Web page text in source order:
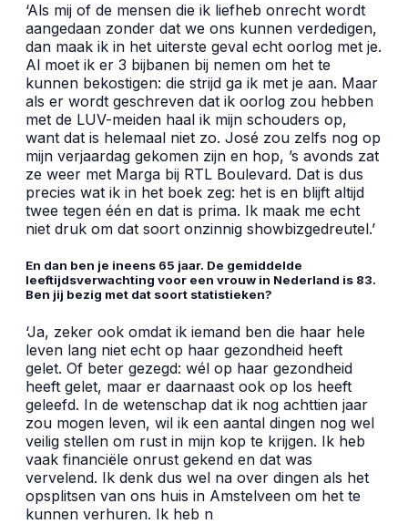
‘Als mij of de mensen die ik liefheb onrecht wordt
aangedaan zonder dat we ons kunnen verdedigen,
dan maak ik in het uiterste geval echt oorlog met je.
Al moet ik er 3 bijbanen bij nemen om het te
kunnen bekostigen: die strijd ga ik met je aan. Maar
als er wordt geschreven dat ik oorlog zou hebben
met de LUV-meiden haal ik mijn schouders op,
want dat is helemaal niet zo. José zou zelfs nog op
mijn verjaardag gekomen zijn en hop, ’s avonds zat
ze weer met Marga bij RTL Boulevard. Dat is dus
precies wat ik in het boek zeg: het is en blijft altijd
twee tegen één en dat is prima. Ik maak me echt
niet druk om dat soort onzinnig showbizgedreutel.’
En dan ben je ineens 65 jaar. De gemiddelde
leeftijdsverwachting voor een vrouw in Nederland is 83.
Ben jij bezig met dat soort statistieken?
‘Ja, zeker ook omdat ik iemand ben die haar hele
leven lang niet echt op haar gezondheid heeft
gelet. Of beter gezegd: wél op haar gezondheid
heeft gelet, maar er daarnaast ook op los heeft
geleefd. In de wetenschap dat ik nog achttien jaar
zou mogen leven, wil ik een aantal dingen nog wel
veilig stellen om rust in mijn kop te krijgen. Ik heb
vaak financiële onrust gekend en dat was
vervelend. Ik denk dus wel na over dingen als het
opsplitsen van ons huis in Amstelveen om het te
kunnen verhuren. Ik heb n